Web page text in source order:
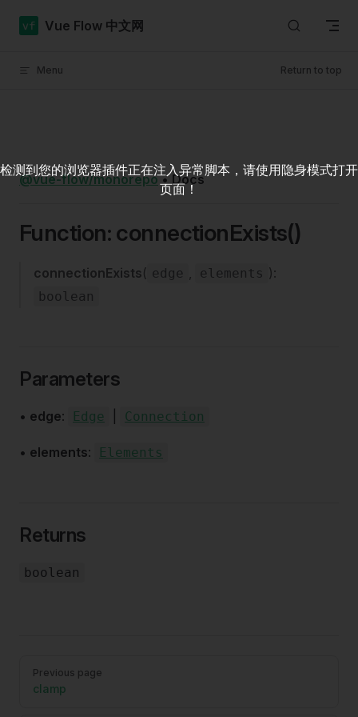
Skip to content
Vue Flow 中文网
Menu Return to top
@vue-flow/monorepo•Docs
Function: connectionExists()
connectionExists( edge , elements ):
boolean
Parameters
• edge: Edge Connection
• elements: Elements
Returns
boolean
Pager
Previous page
clamp
检测到您的浏览器插件正在注入异常脚本，请使用隐身模式打开
页面！